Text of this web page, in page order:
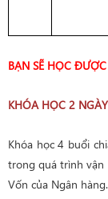
BẠN SẼ HỌC
KHÓA HỌC 2
Khóa học 4 buổi
trong quá trình vận
Vốn của Ngân hàng.